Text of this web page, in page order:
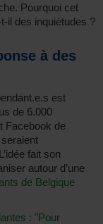
Pourquoi cet
il des inquiétudes ?
à des
est
de 6.000
Facebook de
fait son
autour d’une
de Belgique
: "Pour